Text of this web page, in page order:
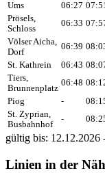
Ums
06:27
Prösels,
Schloss
06:33
Völser Aicha,
Dorf
06:39
St. Kathrein
06:43
Tiers,
Brunnenplatz
06:48
Piog
-
St. Zyprian,
Busbahnhof
-
gültig bis: 12.12.2026
Linien in der